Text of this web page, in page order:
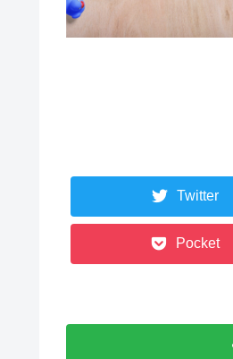
Twitter
Pocket